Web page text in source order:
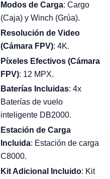
Modos de Carga: Cargo
(Caja) y Winch (Grúa).
Resolución de Video
(Cámara FPV): 4K.
Píxeles Efectivos (Cámara
FPV): 12 MPX.
Baterías Incluidas: 4x
Baterías de vuelo
inteligente DB2000.
Estación de Carga
Incluida: Estación de carga
C8000.
Kit Adicional Incluido: Kit